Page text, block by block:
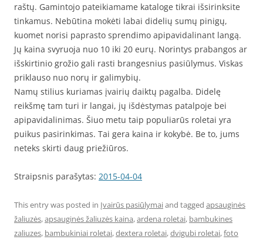
raštų. Gamintojo pateikiamame kataloge tikrai išsirinksite
tinkamus. Nebūtina mokėti labai didelių sumų pinigų,
kuomet norisi paprasto sprendimo apipavidalinant langą.
Jų kaina svyruoja nuo 10 iki 20 eurų. Norintys prabangos ar
išskirtinio grožio gali rasti brangesnius pasiūlymus. Viskas
priklauso nuo norų ir galimybių.
Namų stilius kuriamas įvairių daiktų pagalba. Didelę
reikšmę tam turi ir langai, jų išdėstymas patalpoje bei
apipavidalinimas. Šiuo metu taip populiarūs roletai yra
puikus pasirinkimas. Tai gera kaina ir kokybė. Be to, jums
neteks skirti daug priežiūros.
Straipsnis parašytas: 2015-04-04
This entry was posted in Įvairūs pasiūlymaiand tagged apsauginės
žaliuzės,apsauginės žaliuzės kaina,ardena roletai, bambukines
zaliuzes, bambukiniai roletai,dextera roletai,dvigubi roletai,foto